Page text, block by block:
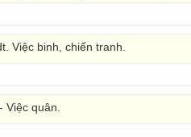
Việc binh, chiến tranh.
.- Việc quân.